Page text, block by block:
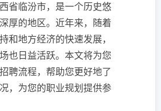
省临汾市，是一个历史悠
厚的地区。近年来，随着
和地方经济的快速发展，
也日益活跃。本文将为您
聘流程，帮助您更好地了
，为您的职业规划提供参